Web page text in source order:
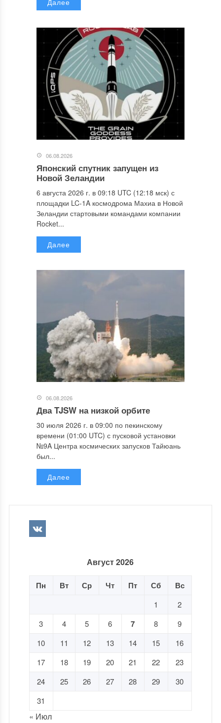
06.08.2026
Японский спутник запущен из
Новой Зеландии
6 августа 2026 г. в 09:18 UTC (12:18 мск) с
площадки LC-1A космодрома Махиа в Новой
Зеландии стартовыми командами компании
Rocket...
Далее
06.08.2026
Два TJSW на низкой орбите
30 июля 2026 г. в 09:00 по пекинскому
времени (01:00 UTC) с пусковой установки
№9A Центра космических запусков Тайюань
был...
Далее
Август 2026
Пн Вт Ср Чт Пт Сб Вс
1
2
3
4 5 6 7 8
9
10
11 12 13 14 15
16
17
18 19 20 21 22
23
24
25 26 27 28 29
30
31
« Июл